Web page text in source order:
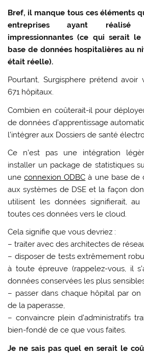
Bref, il manque tous ces éléments
entreprises ayant réalisé
impressionnantes (ce qui serait
base de données hospitalières au
était réelle).
Pourtant, Surgisphere prétend
671 hôpitaux.
Combien en coûterait-il pour
de données d’apprentissage
l’intégrer aux Dossiers de santé
Ce n’est pas une intégration
installer un package de statistiques
uneconnexion ODBC à une base de
aux systèmes de DSE et la façon
utilisent les données signifierait, au
toutes ces données vers le cloud.
Cela signifie que vous devriez :
– traiter avec des architectes de
– disposer de tests extrêmement
à toute épreuve (rappelez-vous, il
données conservées les plus
– passer dans chaque hôpital par
de la paperasse,
– convaincre plein d’administratifs
bien-fondé de ce que vous faites.
Je ne sais pas quel en serait le